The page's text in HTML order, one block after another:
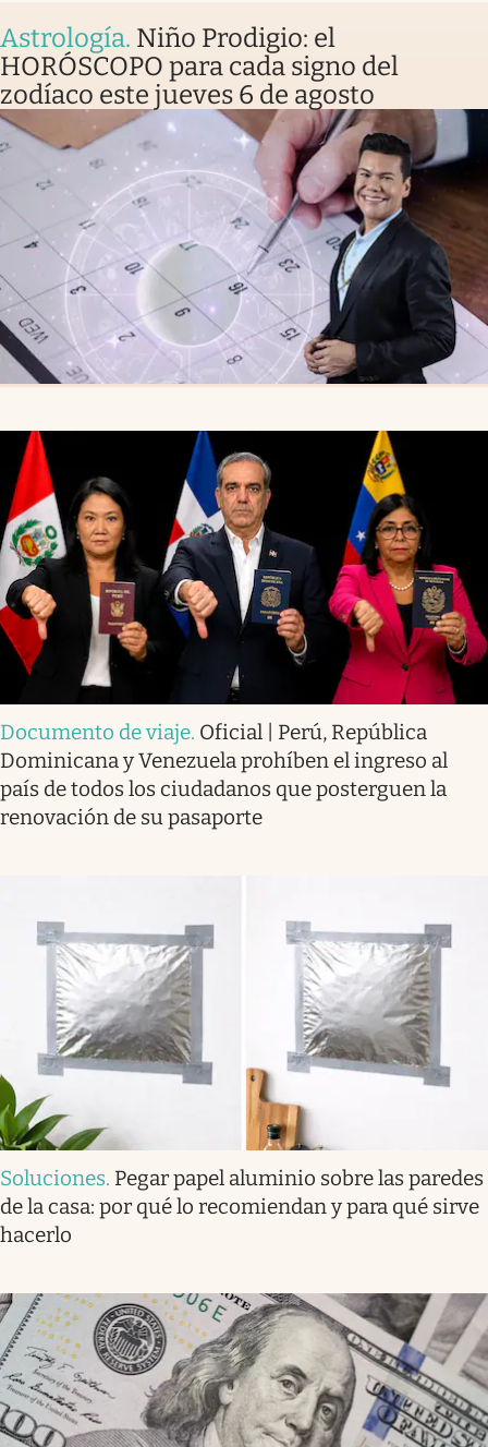
Astrología. Niño Prodigio: el
HORÓSCOPO para cada signo del
zodíaco este jueves 6 de agosto
Documento de viaje. Oficial | Perú, República
Dominicana y Venezuela prohíben el ingreso al
país de todos los ciudadanos que posterguen la
renovación de su pasaporte
Soluciones. Pegar papel aluminio sobre las paredes
de la casa: por qué lo recomiendan y para qué sirve
hacerlo